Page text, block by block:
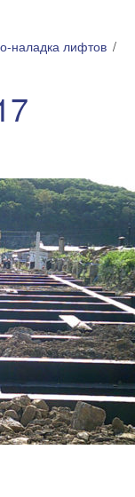
наладка лифтов